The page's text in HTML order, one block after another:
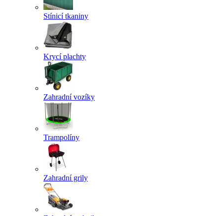
Stínicí tkaniny
Krycí plachty
Zahradní vozíky
Trampolíny
Zahradní grily